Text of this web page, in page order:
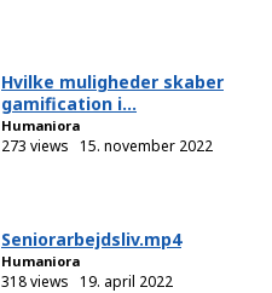
Hvilke muligheder skaber
gamification i...
Humaniora
273 views 15. november 2022
Seniorarbejdsliv.mp4
Humaniora
318 views 19. april 2022